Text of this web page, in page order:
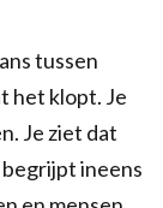
tussen
het klopt. Je
Je ziet dat
ineens